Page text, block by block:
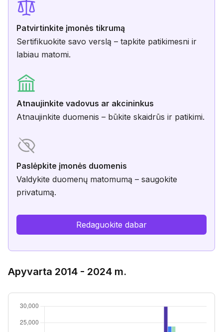
Patvirtinkite įmonės tikrumą
Sertifikuokite savo verslą – tapkite patikimesni ir
labiau matomi.
Atnaujinkite vadovus ar akcininkus
Atnaujinkite duomenis – būkite skaidrūs ir patikimi.
Paslėpkite įmonės duomenis
Valdykite duomenų matomumą – saugokite
privatumą.
Redaguokite dabar
Apyvarta 2014 - 2024 m.